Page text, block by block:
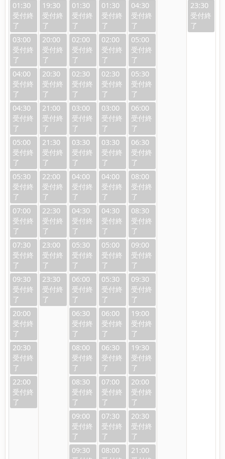
01:30
03:00
04:00
04:30
05:00
05:30
07:00
07:30
09:30
20:00
20:30
22:00
19:30
20:00
20:30
21:00
21:30
22:00
22:30
23:00
23:30
01:30
02:00
02:30
03:00
03:30
04:00
04:30
05:30
06:00
06:30
08:00
08:30
09:00
09:30
01:30
02:00
02:30
03:00
03:30
04:00
04:30
05:00
05:30
06:00
06:30
07:00
07:30
08:00
04:30
05:00
05:30
06:00
06:30
08:00
08:30
09:00
09:30
19:00
19:30
20:00
20:30
21:00
23:30